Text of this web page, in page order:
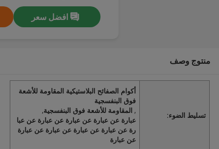
افضل سعر
منتوج وصف
تسليط الضوء:
أكوام الصفائح البلاستيكية المقاومة للأشعة
فوق البنفسجية
, المقاومة للأشعة فوق البنفسجية,
عبارة عن عبارة عن عبارة عن عبارة عن عبا
رة عن عبارة عن عبارة عن عبارة عن عبارة
عن عبارة